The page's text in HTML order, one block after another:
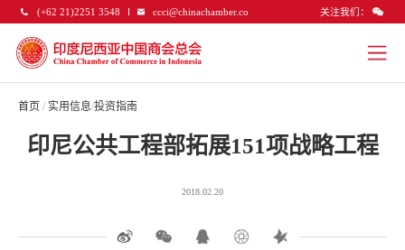
(+62 21)2251 3548 ccci@chinachamber.co 关注我们：
首页 / 实用信息/投资指南
印尼公共工程部拓展151项战略工程
2018.02.20